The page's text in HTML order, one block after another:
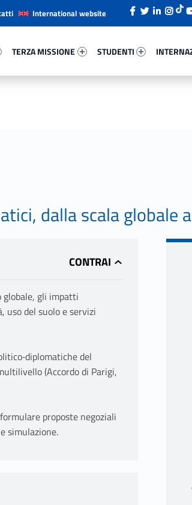
TERZA MISSIONE
STUDENTI
International website
dalla scala globale
globale, gli impatti
uso del suolo e servizi
del
(Accordo di Parigi,
proposte negoziali
simulazione.